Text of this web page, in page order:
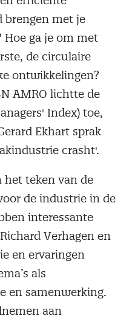
brengen met je
Hoe ga je om met
de circulaire
ontwikkelingen?
AMRO lichtte de
Index) toe,
Ekhart sprak
crasht'.
teken van de
de industrie in de
interessante
Verhagen en
en ervaringen
als
en samenwerking.
aan